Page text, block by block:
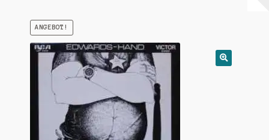
Warenkorb
Mein Konto
ANGEBOT!